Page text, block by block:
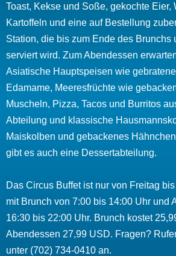
Toast, Kekse und Soße, gekochte Eier,
Kartoffeln und eine auf Bestellung
Station, die bis zum Ende des Brunchs
serviert wird. Zum Abendessen
Asiatische Hauptspeisen wie
Edamame, Meeresfrüchte wie
Muscheln, Pizza, Tacos und Burritos
Abteilung und klassische
Maiskolben und gebackenes
gibt es auch eine Dessertabteilung.
Das Circus Buffet ist nur von Freitag
mit Brunch von 7:00 bis 14:00 Uhr und
16:30 bis 22:00 Uhr. Brunch kostet
Abendessen 27,99 USD. Fragen?
unter (702) 734-0410 an.